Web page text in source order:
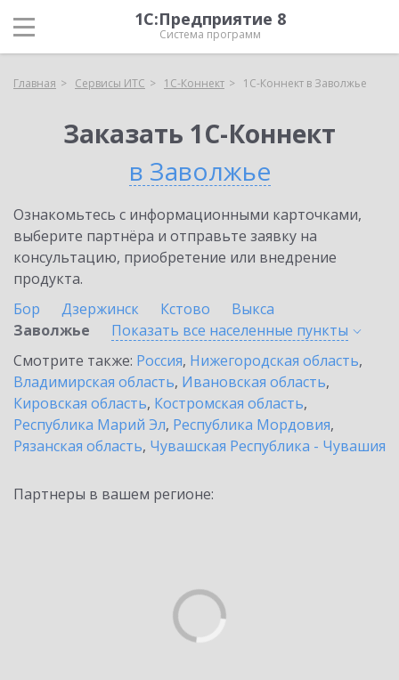
1С:Предприятие 8
Система программ
Главная Сервисы ИТС 1С-Коннект 1С-Коннект в Заволжье
Заказать 1С-Коннект
в Заволжье
Ознакомьтесь с информационными карточками,
выберите партнёра и отправьте заявку на
консультацию, приобретение или внедрение
продукта.
Бор
Дзержинск Кстово
Выкса
Заволжье
Показать все населенные пункты
Смотрите также: Россия, Нижегородская область,
Владимирская область, Ивановская область,
Кировская область, Костромская область,
Республика Марий Эл, Республика Мордовия,
Рязанская область, Чувашская Республика - Чувашия
Партнеры в вашем регионе: